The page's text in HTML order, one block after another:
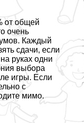
от общей
очень
Каждый
сдачи, если
руках одни
выбора
игры. Если
с
мимо.